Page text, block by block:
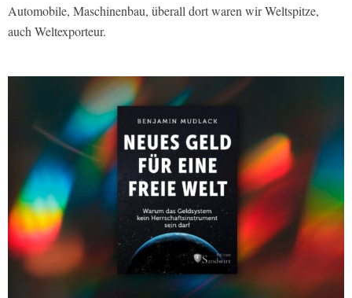
Automobile, Maschinenbau, überall dort waren wir Weltspitze,
auch Weltexporteur.